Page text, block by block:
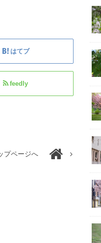
はてブ
feedly
プページへ